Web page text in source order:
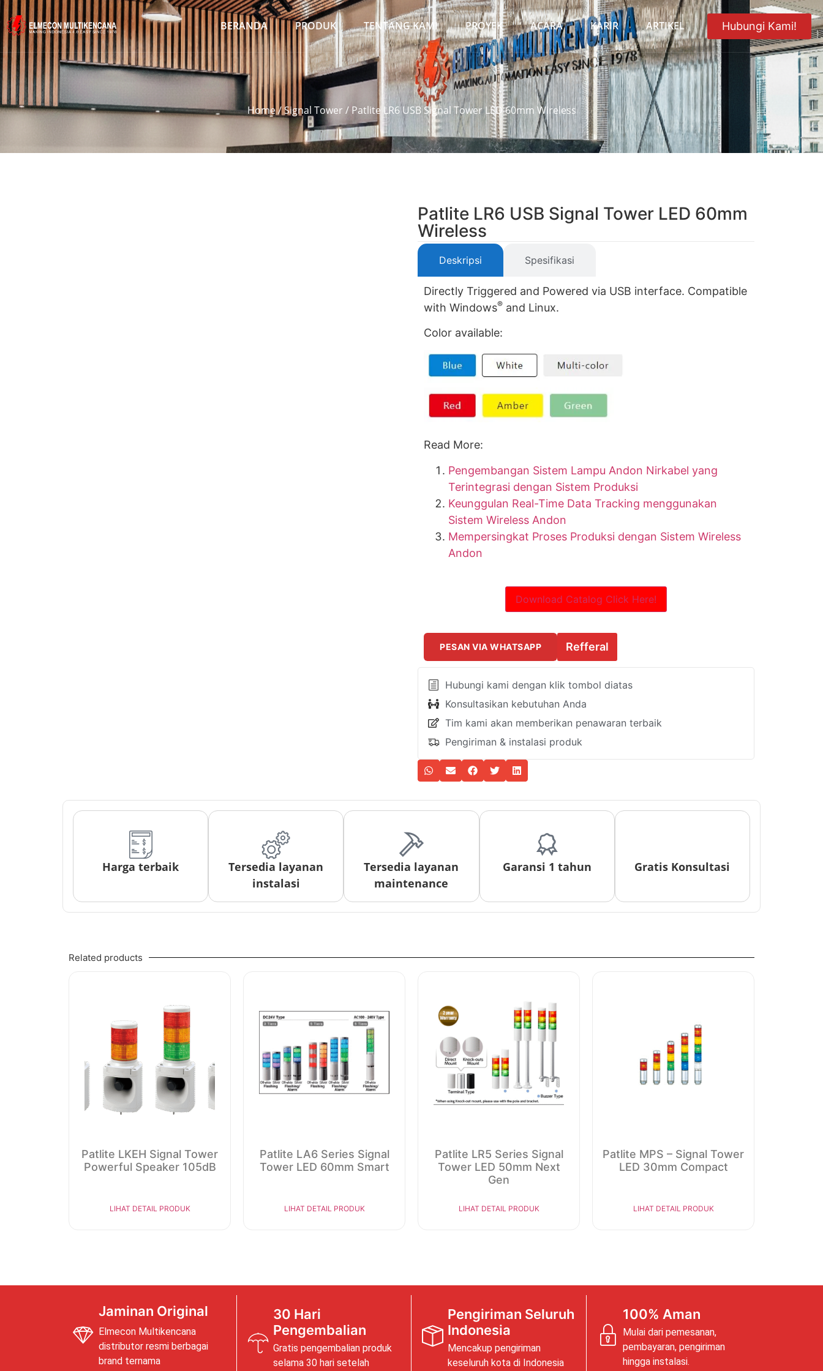
BERANDA PRODUK TENTANG KAMI PROYEK ACARA KARIR ARTIKEL Hubungi Kami!
Home/Signal Tower / Patlite LR6 USB Signal Tower LED 60mm Wireless
Patlite LR6 USB Signal Tower LED 60mm
Wireless
Deskripsi Spesifikasi
Directly Triggered and Powered via USB interface. Compatible
with Windows® and Linux.
Color available:
Read More:
Pengembangan Sistem Lampu Andon Nirkabel yang
Terintegrasi dengan Sistem Produksi
Keunggulan Real-Time Data Tracking menggunakan
Sistem Wireless Andon
Mempersingkat Proses Produksi dengan Sistem Wireless
Andon
Download Catalog Click Here!
PESAN VIA WHATSAPP Refferal
Hubungi kami dengan klik tombol diatas
Konsultasikan kebutuhan Anda
Tim kami akan memberikan penawaran terbaik
Pengiriman & instalasi produk
Harga terbaik
Tersedia layanan
instalasi
Tersedia layanan
maintenance
Garansi 1 tahun Gratis Konsultasi
Related products
Patlite LKEH Signal Tower
Powerful Speaker 105dB
LIHAT DETAIL PRODUK
Patlite LA6 Series Signal
Tower LED 60mm Smart
LIHAT DETAIL PRODUK
Patlite LR5 Series Signal
Tower LED 50mm Next
Gen
LIHAT DETAIL PRODUK
Patlite MPS – Signal Tower
LED 30mm Compact
LIHAT DETAIL PRODUK
Jaminan Original
Elmecon Multikencana
distributor resmi berbagai
brand ternama
30 Hari
Pengembalian
Gratis pengembalian produk
selama 30 hari setelah
Pengiriman Seluruh
Indonesia
Mencakup pengiriman
keseluruh kota di Indonesia
100% Aman
Mulai dari pemesanan,
pembayaran, pengiriman
hingga instalasi.